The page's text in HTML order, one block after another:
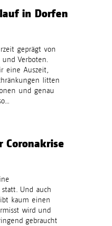
in Dorfen
geprägt von
und Verboten.
eine Auszeit,
litten
und genau
Coronakrise
Und auch
kaum einen
wird und
gebraucht